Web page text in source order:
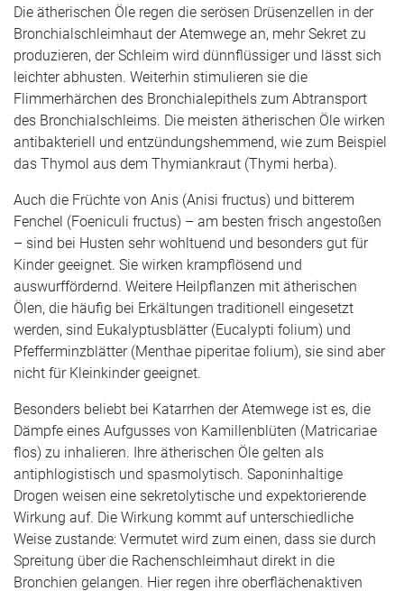
Die ätherischen Öle regen die serösen Drüsenzellen in der
Bronchialschleimhaut der Atemwege an, mehr Sekret zu
produzieren, der Schleim wird dünnflüssiger und lässt sich
leichter abhusten. Weiterhin stimulieren sie die
Flimmerhärchen des Bronchialepithels zum Abtransport
des Bronchialschleims. Die meisten ätherischen Öle wirken
antibakteriell und entzündungshemmend, wie zum Beispiel
das Thymol aus dem Thymiankraut (Thymi herba).
Auch die Früchte von Anis (Anisi fructus) und bitterem
Fenchel (Foeniculi fructus) – am besten frisch angestoßen
– sind bei Husten sehr wohltuend und besonders gut für
Kinder geeignet. Sie wirken krampflösend und
auswurffördernd. Weitere Heilpflanzen mit ätherischen
Ölen, die häufig bei Erkältungen traditionell eingesetzt
werden, sind Eukalyptusblätter (Eucalypti folium) und
Pfefferminzblätter (Menthae piperitae folium), sie sind aber
nicht für Kleinkinder geeignet.
Besonders beliebt bei Katarrhen der Atemwege ist es, die
Dämpfe eines Aufgusses von Kamillenblüten (Matricariae
flos) zu inhalieren. Ihre ätherischen Öle gelten als
antiphlogistisch und spasmolytisch. Saponinhaltige
Drogen weisen eine sekretolytische und expektorierende
Wirkung auf. Die Wirkung kommt auf unterschiedliche
Weise zustande: Vermutet wird zum einen, dass sie durch
Spreitung über die Rachenschleimhaut direkt in die
Bronchien gelangen. Hier regen ihre oberflächenaktiven